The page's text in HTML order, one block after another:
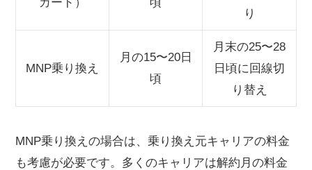
り
MNP乗り換え
月の15〜20日
頃
月末の25〜28
日頃に回線切
り替え
MNP乗り換えの場合は、乗り換え元キャリアの料金
も考慮が必要です。多くのキャリアは解約月の料金